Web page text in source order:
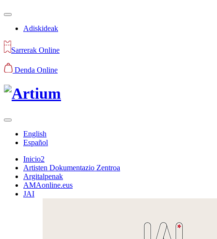
Adiskideak
Sarrerak Online
Denda Online
English
Español
Inicio2
Artisten Dokumentazio Zentroa
Argitalpenak
AMAonline.eus
JAI